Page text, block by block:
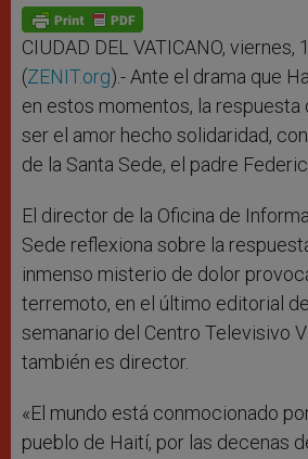
p
p
g
e
r
o
k
CIUDAD DEL VATICANO, viernes,
(ZENIT.org).- Ante el drama que
en estos momentos, la respuesta
ser el amor hecho solidaridad,
de la Santa Sede, el padre
El director de la Oficina de
Sede reflexiona sobre la
inmenso misterio de dolor
terremoto, en el último editorial
semanario del Centro Televisivo
también es director.
«El mundo está conmocionado
pueblo de Haití, por las decenas